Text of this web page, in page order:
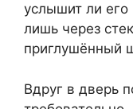
услышит ли его
лишь через
приглушённый
Вдруг в дверь